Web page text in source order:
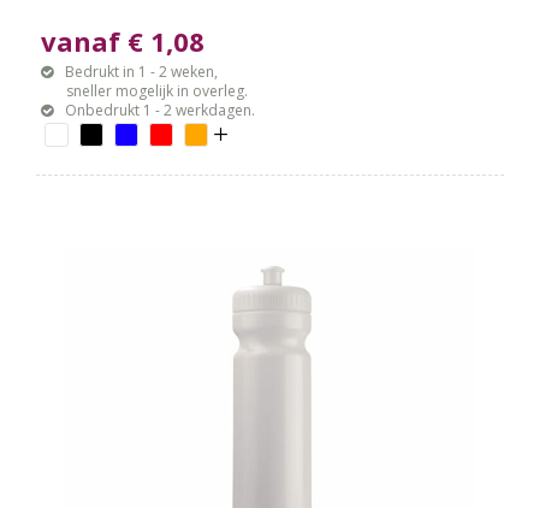
vanaf € 1,08
Bedrukt in 1 - 2 weken,
sneller mogelijk in overleg.
Onbedrukt 1 - 2 werkdagen.